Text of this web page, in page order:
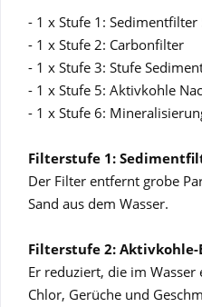
- 1 x Stufe 1:
- 1 x Stufe 2: Carbonfilter
- 1 x Stufe 3: Stufe
- 1 x Stufe 5: Aktivkohle
- 1 x Stufe 6:
Filterstufe 1:
Der Filter entfernt grobe
Sand aus dem Wasser.
Filterstufe 2:
Er reduziert, die im
Chlor, Gerüche und